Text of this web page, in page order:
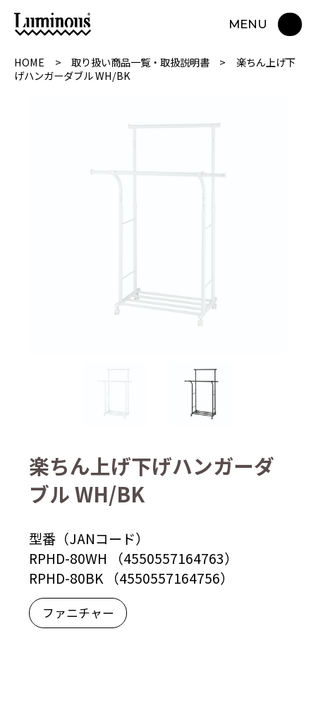
MENU
HOME 取り扱い商品一覧・取扱説明書
楽ちん上げ下
げハンガーダブル WH/BK
楽ちん上げ下げハンガーダ
ブル WH/BK
型番（JANコード）
RPHD-80WH （4550557164763）
RPHD-80BK （4550557164756）
ファニチャー